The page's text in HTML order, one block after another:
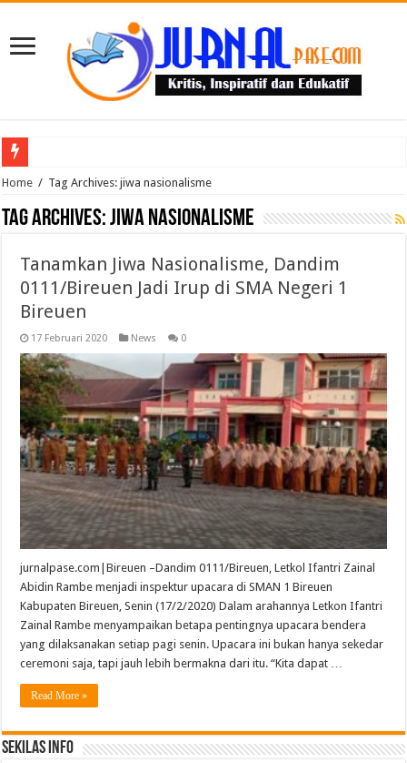
Puluhan Guru Berkumpul di TPN XIII Aceh Utara, Kacabdin Tekankan Cetak
Home / Tag Archives: jiwa nasionalisme
Tag Archives:jiwa nasionalisme
Tanamkan Jiwa Nasionalisme, Dandim
0111/Bireuen Jadi Irup di SMA Negeri 1
Bireuen
17 Februari 2020 News 0
jurnalpase.com|Bireuen –Dandim 0111/Bireuen, Letkol Ifantri Zainal
Abidin Rambe menjadi inspektur upacara di SMAN 1 Bireuen
Kabupaten Bireuen, Senin (17/2/2020) Dalam arahannya Letkon Ifantri
Zainal Rambe menyampaikan betapa pentingnya upacara bendera
yang dilaksanakan setiap pagi senin. Upacara ini bukan hanya sekedar
ceremoni saja, tapi jauh lebih bermakna dari itu. “Kita dapat …
Read More »
Sekilas Info